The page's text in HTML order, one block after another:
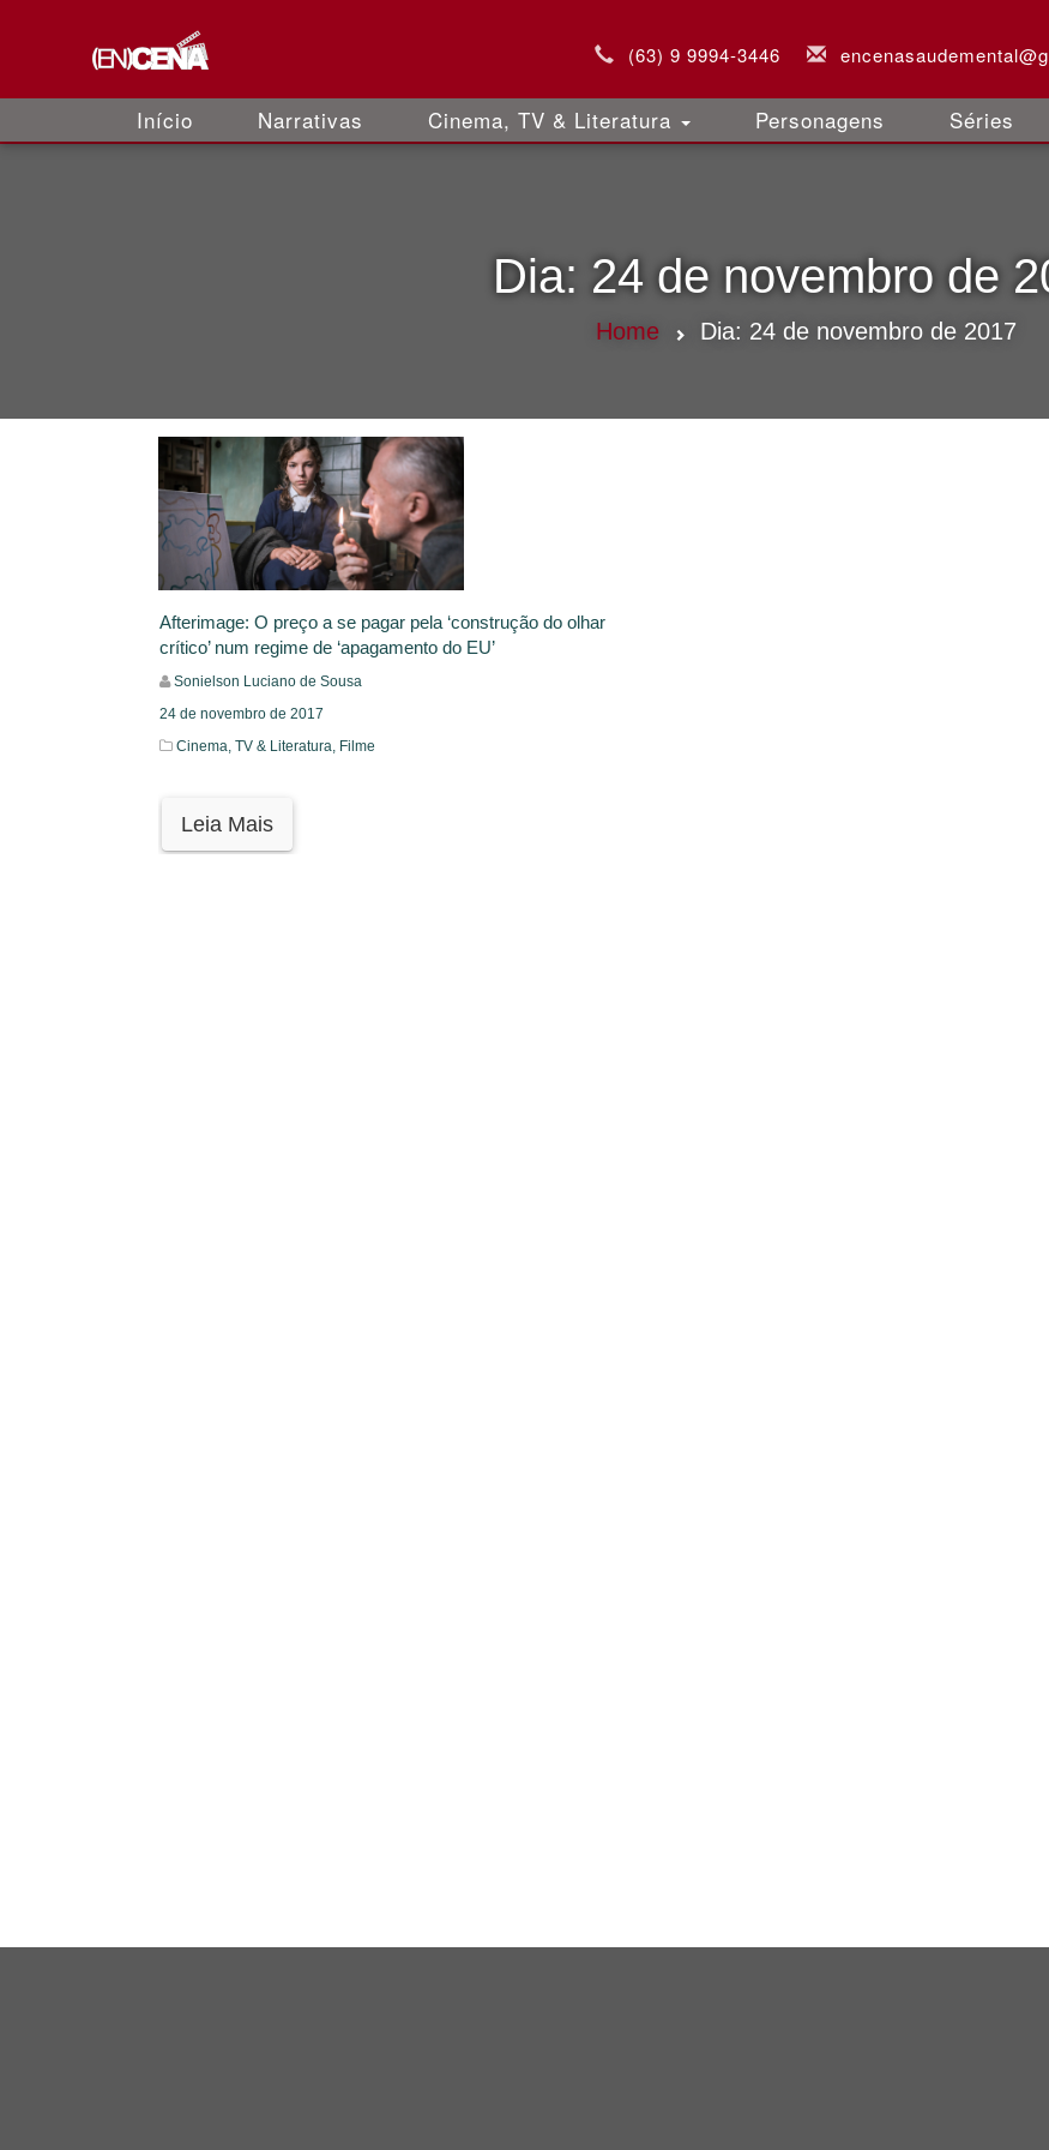
(63) 9 9994-3446
Início Narrativas Cinema, TV & Literatura Personagens Séries
Dia: 24 de novembro de
Home Dia: 24 de novembro de 2017
Afterimage: O preço a se pagar pela ‘construção do olhar
crítico’ num regime de ‘apagamento do EU’
Sonielson Luciano de Sousa
24 de novembro de 2017
Cinema, TV & Literatura, Filme
Leia Mais